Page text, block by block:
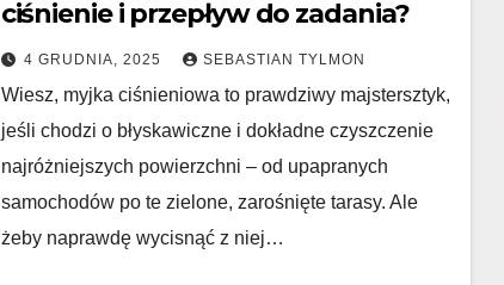
ciśnienie i przepływ do zadania?
4 GRUDNIA, 2025 SEBASTIAN TYLMON
Wiesz, myjka ciśnieniowa to prawdziwy majstersztyk,
jeśli chodzi o błyskawiczne i dokładne czyszczenie
najróżniejszych powierzchni – od upapranych
samochodów po te zielone, zarośnięte tarasy. Ale
żeby naprawdę wycisnąć z niej…